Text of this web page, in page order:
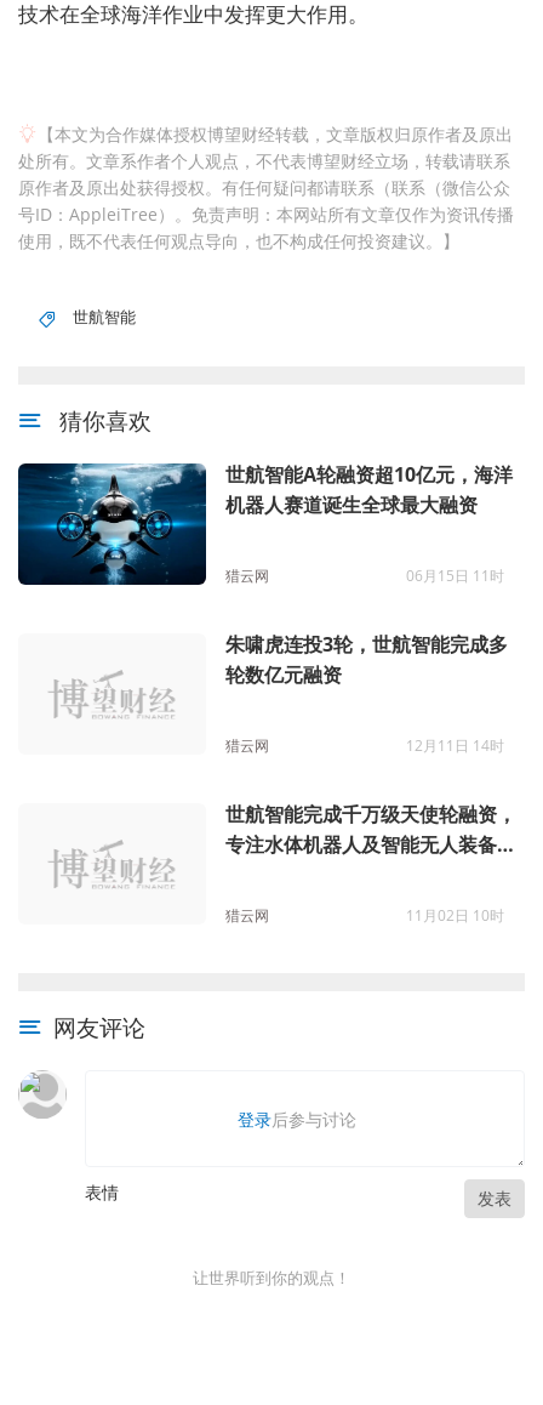
技术在全球海洋作业中发挥更大作用。
【本文为合作媒体授权博望财经转载，文章版权归原作者及原出
处所有。文章系作者个人观点，不代表博望财经立场，转载请联系
原作者及原出处获得授权。有任何疑问都请联系（联系（微信公众
号ID：AppleiTree）。免责声明：本网站所有文章仅作为资讯传播
使用，既不代表任何观点导向，也不构成任何投资建议。】
世航智能
猜你喜欢
世航智能A轮融资超10亿元，海洋
机器人赛道诞生全球最大融资
猎云网 06月15日 11时
朱啸虎连投3轮，世航智能完成多
轮数亿元融资
猎云网 12月11日 14时
世航智能完成千万级天使轮融资，
专注水体机器人及智能无人装备研
猎云网 11月02日 10时
网友评论
登录后参与讨论
表情 发表
让世界听到你的观点！